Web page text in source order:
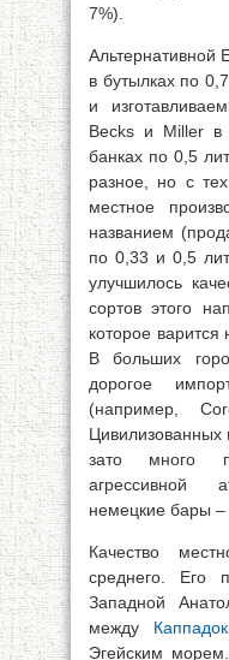
7%).
Альтернативной
в бутылках по
и
Becks и Miller в
банках по 0,5
разное, но с
местное
названием
по 0,33 и 0,5
улучшилось
сортов этого
которое варится
В больших
дорогое
(например,
Цивилизованных
зато много
агрессивной
немецкие бары –
Качество
среднего. Его
Западной
между
Эгейским